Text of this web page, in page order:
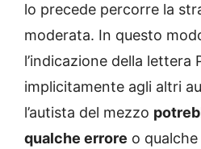
lo precede percorre la
moderata. In questo
l’indicazione della lettera
implicitamente agli altri
l’autista del mezzo
qualche errore o